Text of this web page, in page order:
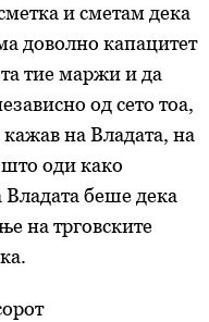
и сметам дека
доволно капацитет
тие маржи и да
од сето тоа,
на Владата, на
што оди како
Владата беше дека
на трговските